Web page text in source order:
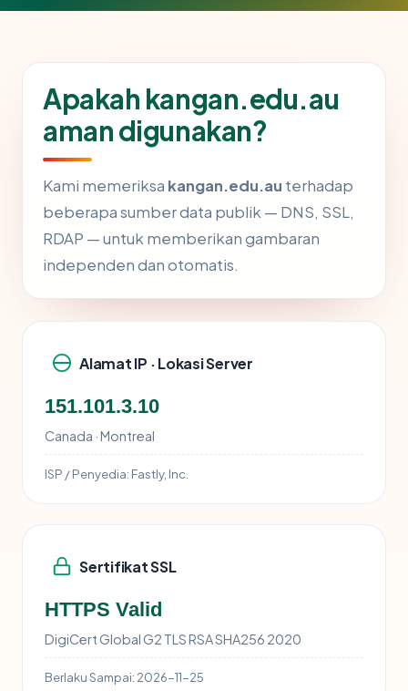
Apakah kangan.edu.au
aman digunakan?
Kami memeriksa kangan.edu.au terhadap
beberapa sumber data publik — DNS, SSL,
RDAP — untuk memberikan gambaran
independen dan otomatis.
Alamat IP · Lokasi Server
151.101.3.10
Canada · Montreal
ISP / Penyedia: Fastly, Inc.
Sertifikat SSL
HTTPS Valid
DigiCert Global G2 TLS RSA SHA256 2020
Berlaku Sampai: 2026-11-25